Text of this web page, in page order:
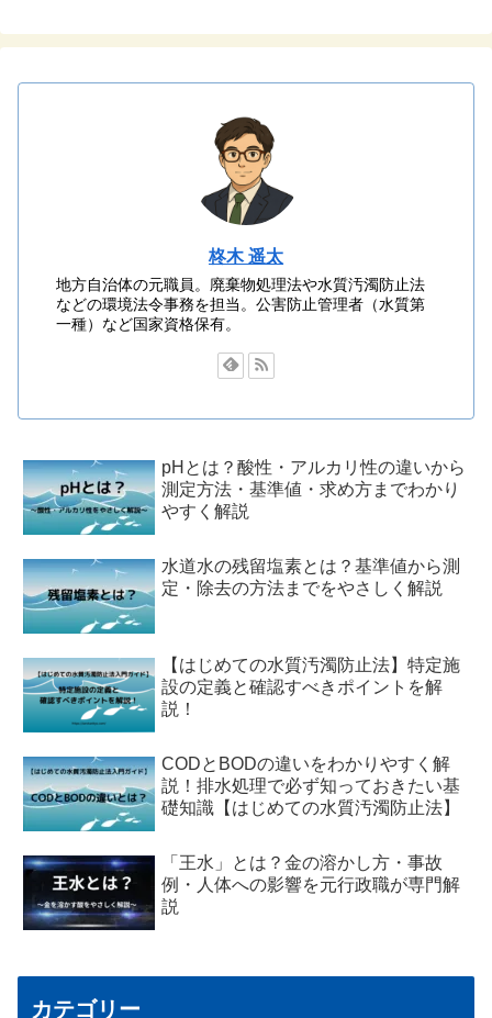
柊木 遥太
地方自治体の元職員。廃棄物処理法や水質汚濁防止法
などの環境法令事務を担当。公害防止管理者（水質第
一種）など国家資格保有。
pHとは？酸性・アルカリ性の違いから
測定方法・基準値・求め方までわかり
やすく解説
水道水の残留塩素とは？基準値から測
定・除去の方法までをやさしく解説
【はじめての水質汚濁防止法】特定施
設の定義と確認すべきポイントを解
説！
CODとBODの違いをわかりやすく解
説！排水処理で必ず知っておきたい基
礎知識【はじめての水質汚濁防止法】
「王水」とは？金の溶かし方・事故
例・人体への影響を元行政職が専門解
説
カテゴリー